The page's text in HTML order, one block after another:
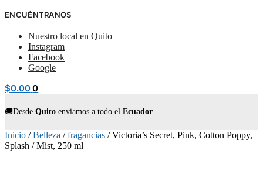
ENCUÉNTRANOS
Nuestro local en Quito
Instagram
Facebook
Google
$0.00 0
🚚Desde Quito enviamos a todo el Ecuador
Inicio /Belleza /fragancias /Victoria’s Secret, Pink, Cotton Poppy,
Splash / Mist, 250 ml